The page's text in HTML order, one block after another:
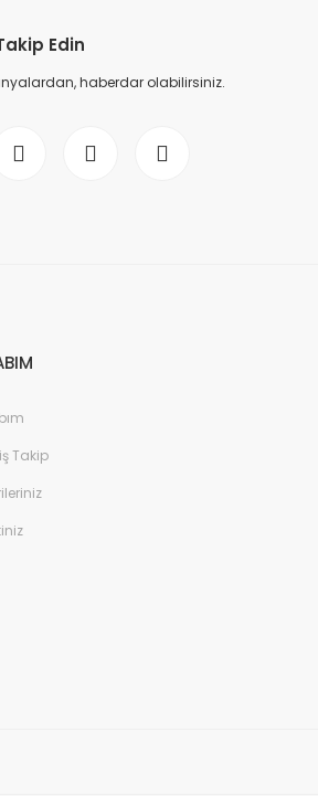
Edin
haberdar olabilirsiniz.
Takip